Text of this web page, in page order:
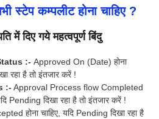
स्टेप कम्पलीट होना चाहिए ?
में दिए गये महत्वपूर्ण बिंदु
:- Approved On (Date) होना
रहा है तो इंतजार करें !
:- Approval Process flow Completed
Pending दिखा रहा है तो इंतजार करें !
होना चाहिए, यदि Pending दिखा रहा है